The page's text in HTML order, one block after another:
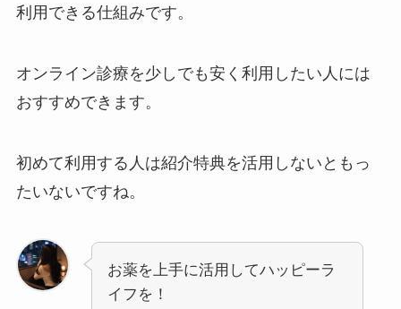
利用できる仕組みです。
オンライン診療を少しでも安く利用したい人には
おすすめできます。
初めて利用する人は紹介特典を活用しないともっ
たいないですね。
お薬を上手に活用してハッピーラ
イフを！